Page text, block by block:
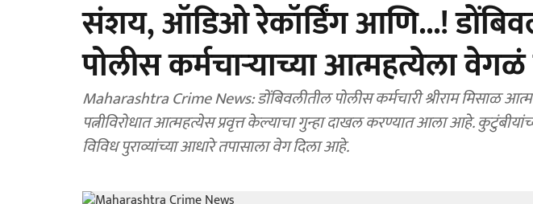
संशय, ऑडिओ रेकॉर्डिंग आणि...!
पोलीस कर्मचाऱ्याच्या आत्महत्येला
Maharashtra Crime News: डोंबिवलीतील पोलीस कर्मचारी श्रीराम मिसाळ
पत्नीविरोधात आत्महत्येस प्रवृत्त केल्याचा गुन्हा दाखल करण्यात आला आहे.
विविध पुराव्यांच्या आधारे तपासाला वेग दिला आहे.